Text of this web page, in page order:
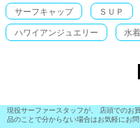
サーフキャップ ＳＵＰ
ハワイアンジュエリー 水着
現役サーファースタッフが、 店頭でのお
品のことで分からない場合はお気軽にお問